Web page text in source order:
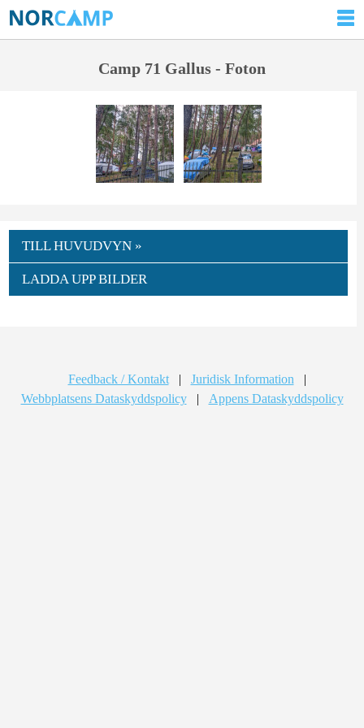
Camp 71 Gallus - Foton
TILL HUVUDVYN »
LADDA UPP BILDER
Feedback / Kontakt | Juridisk Information
|
Webbplatsens Dataskyddspolicy
| Appens Dataskyddspolicy